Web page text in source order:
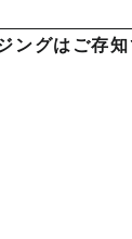
ングはご存知